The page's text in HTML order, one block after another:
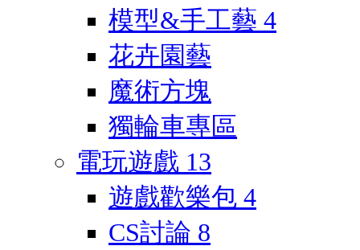
模型&手工藝 4
花卉園藝
魔術方塊
獨輪車專區
電玩遊戲 13
遊戲歡樂包 4
CS討論 8